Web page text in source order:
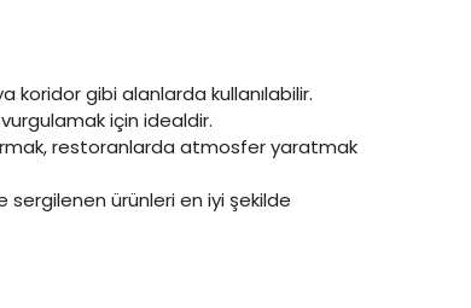
koridor gibi alanlarda kullanılabilir.
için idealdir.
restoranlarda atmosfer yaratmak
sergilenen ürünleri en iyi şekilde